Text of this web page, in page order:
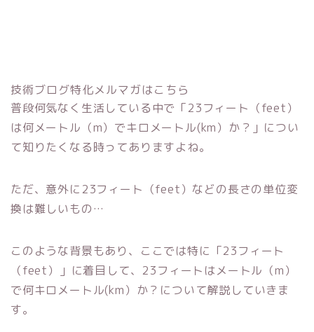
技術ブログ特化メルマガはこちら
普段何気なく生活している中で「23フィート（feet）
は何メートル（m）でキロメートル(km）か？」につい
て知りたくなる時ってありますよね。
ただ、意外に23フィート（feet）などの長さの単位変
換は難しいもの…
このような背景もあり、ここでは特に「23フィート
（feet）」に着目して、23フィートはメートル（m）
で何キロメートル(km）か？について解説していきま
す。